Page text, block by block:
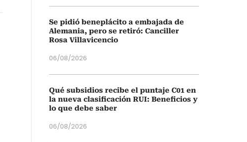
Se pidió beneplácito a embajada de
Alemania, pero se retiró: Canciller
Rosa Villavicencio
06/08/2026
Qué subsidios recibe el puntaje C01 en
la nueva clasificación RUI: Beneficios y
lo que debe saber
06/08/2026